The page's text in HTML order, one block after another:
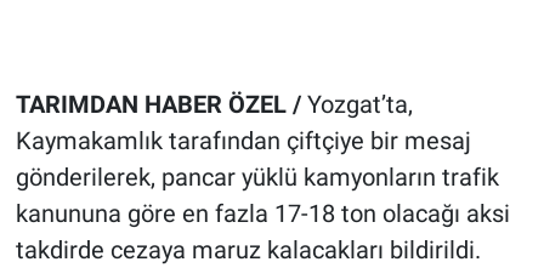
TARIMDAN HABER ÖZEL /Yozgat’ta,
Kaymakamlık tarafından çiftçiye bir mesaj
gönderilerek, pancar yüklü kamyonların trafik
kanununa göre en fazla 17-18 ton olacağı aksi
takdirde cezaya maruz kalacakları bildirildi.